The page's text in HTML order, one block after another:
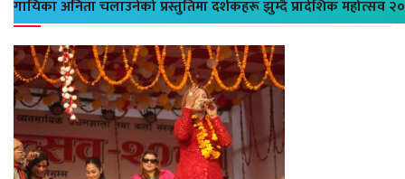
गायिका अनिता चलाउनेको प्रस्तुतिमा दर्शकहरू झुम्दै प्रादेशिक महोत्सव